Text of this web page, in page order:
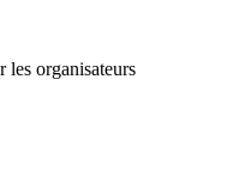
organisateurs